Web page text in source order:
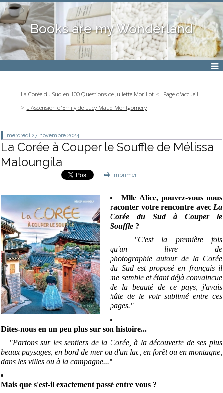
Books are my Wonderland
La Corée du Sud en 100 Questions de Juliette Morillot
Page d'accueil
L'Ascension d'Emily de Lucy Maud Montgomery
mercredi 27 novembre 2024
La Corée à Couper le Souffle de Mélissa
Maloungila
Imprimer
Mlle Alice, pouvez-vous nous
raconter votre rencontre avec La
Corée du Sud à Couper le
Souffle ?
"C'est la première fois
qu'un livre de
photographieautourde la Corée
du Sud est proposé en français il
me semble et étant déjà convaincue
de la beauté de ce pays, j'avais
hâte de le voir sublimé entre ces
pages."
Dites-nous en un peu plus sur son histoire...
"Partons sur les sentiers de la Corée, à la découverte de ses plus
beaux paysages, en bord de mer ou d'un lac, en forêt ou en montagne,
dans les villes ou à la campagne..."
Mais que s'est-il exactement passé entre vous ?